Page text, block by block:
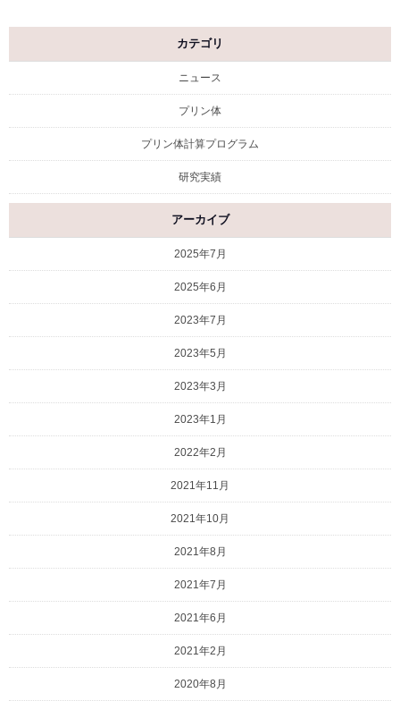
カテゴリ
ニュース
プリン体
プリン体計算プログラム
研究実績
アーカイブ
2025年7月
2025年6月
2023年7月
2023年5月
2023年3月
2023年1月
2022年2月
2021年11月
2021年10月
2021年8月
2021年7月
2021年6月
2021年2月
2020年8月